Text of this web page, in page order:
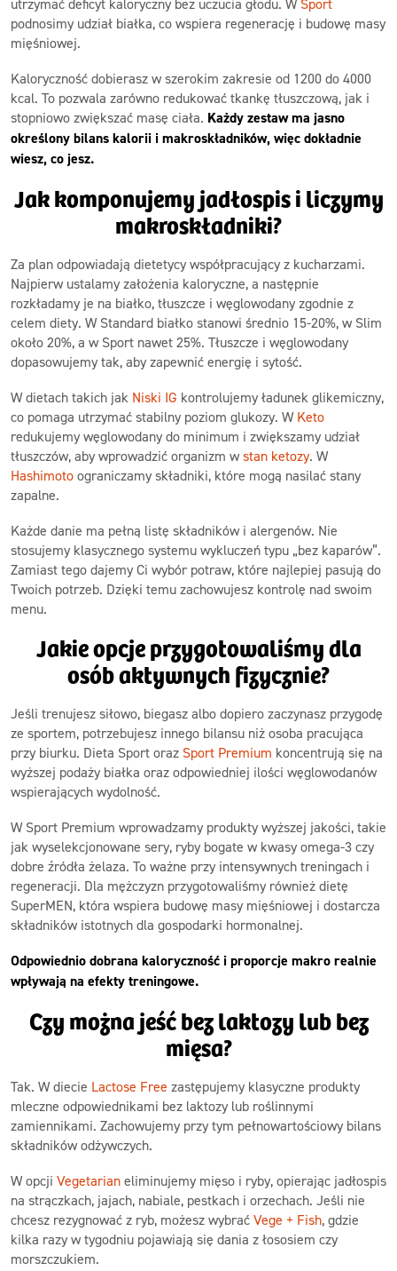
utrzymać deficyt kaloryczny bez uczucia głodu. W Sport
podnosimy udział białka, co wspiera regenerację i budowę masy
mięśniowej.
Kaloryczność dobierasz w szerokim zakresie od 1200 do 4000
kcal. To pozwala zarówno redukować tkankę tłuszczową, jak i
stopniowo zwiększać masę ciała. Każdy zestaw ma jasno
określony bilans kalorii i makroskładników, więc dokładnie
wiesz, co jesz.
Jak komponujemy jadłospis i liczymy
makroskładniki?
Za plan odpowiadają dietetycy współpracujący z kucharzami.
Najpierw ustalamy założenia kaloryczne, a następnie
rozkładamy je na białko, tłuszcze i węglowodany zgodnie z
celem diety. W Standard białko stanowi średnio 15-20%, w Slim
około 20%, a w Sport nawet 25%. Tłuszcze i węglowodany
dopasowujemy tak, aby zapewnić energię i sytość.
W dietach takich jak Niski IG kontrolujemy ładunek glikemiczny,
co pomaga utrzymać stabilny poziom glukozy. W Keto
redukujemy węglowodany do minimum i zwiększamy udział
tłuszczów, aby wprowadzić organizm wstan ketozy. W
Hashimoto ograniczamy składniki, które mogą nasilać stany
zapalne.
Każde danie ma pełną listę składników i alergenów. Nie
stosujemy klasycznego systemu wykluczeń typu „bez kaparów”.
Zamiast tego dajemy Ci wybór potraw, które najlepiej pasują do
Twoich potrzeb. Dzięki temu zachowujesz kontrolę nad swoim
menu.
Jakie opcje przygotowaliśmy dla
osób aktywnych fizycznie?
Jeśli trenujesz siłowo, biegasz albo dopiero zaczynasz przygodę
ze sportem, potrzebujesz innego bilansu niż osoba pracująca
przy biurku. Dieta Sport oraz Sport Premium koncentrują się na
wyższej podaży białka oraz odpowiedniej ilości węglowodanów
wspierających wydolność.
W Sport Premium wprowadzamy produkty wyższej jakości, takie
jak wyselekcjonowane sery, ryby bogate w kwasy omega-3 czy
dobre źródła żelaza. To ważne przy intensywnych treningach i
regeneracji. Dla mężczyzn przygotowaliśmy również dietę
SuperMEN, która wspiera budowę masy mięśniowej i dostarcza
składników istotnych dla gospodarki hormonalnej.
Odpowiednio dobrana kaloryczność i proporcje makro realnie
wpływają na efekty treningowe.
Czy można jeść bez laktozy lub bez
mięsa?
Tak. W diecie Lactose Free zastępujemy klasyczne produkty
mleczne odpowiednikami bez laktozy lub roślinnymi
zamiennikami. Zachowujemy przy tym pełnowartościowy bilans
składników odżywczych.
W opcji Vegetarian eliminujemy mięso i ryby, opierając jadłospis
na strączkach, jajach, nabiale, pestkach i orzechach. Jeśli nie
chcesz rezygnować z ryb, możesz wybrać Vege + Fish, gdzie
kilka razy w tygodniu pojawiają się dania z łososiem czy
morszczukiem.